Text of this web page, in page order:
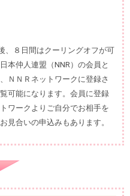
、８日間はクーリングオフが可
本仲人連盟（NNR）の会員と
ＮＮＲネットワークに登録さ
可能になります。会員に登録
ワークよりご自分でお相手を
見合いの申込みもあります。